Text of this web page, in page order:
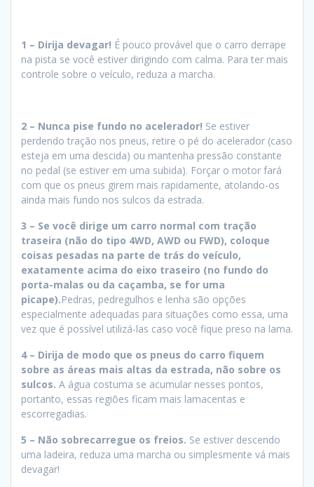
1 – Dirija devagar! É pouco provável que o carro derrape
na pista se você estiver dirigindo com calma. Para ter mais
controle sobre o veículo, reduza a marcha.
2 – Nunca pise fundo no acelerador! Se estiver
perdendo tração nos pneus, retire o pé do acelerador (caso
esteja em uma descida) ou mantenha pressão constante
no pedal (se estiver em uma subida). Forçar o motor fará
com que os pneus girem mais rapidamente, atolando-os
ainda mais fundo nos sulcos da estrada.
3 – Se você dirige um carro normal com tração
traseira (não do tipo 4WD, AWD ou FWD), coloque
coisas pesadas na parte de trás do veículo,
exatamente acima do eixo traseiro (no fundo do
porta-malas ou da caçamba, se for uma
picape).Pedras, pedregulhos e lenha são opções
especialmente adequadas para situações como essa, uma
vez que é possível utilizá-las caso você fique preso na lama.
4 – Dirija de modo que os pneus do carro fiquem
sobre as áreas mais altas da estrada, não sobre os
sulcos. A água costuma se acumular nesses pontos,
portanto, essas regiões ficam mais lamacentas e
escorregadias.
5 – Não sobrecarregue os freios. Se estiver descendo
uma ladeira, reduza uma marcha ou simplesmente vá mais
devagar!